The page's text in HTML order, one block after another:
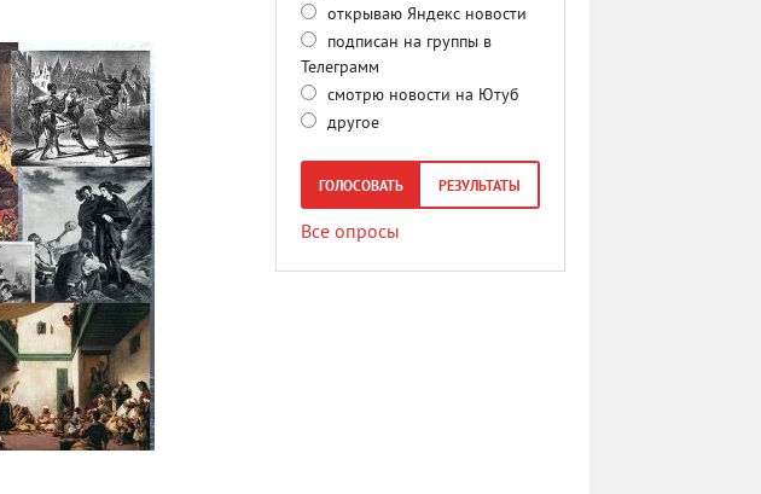
открываю Яндекс новости
подписан на группы в
Телеграмм
смотрю новости на Ютуб
другое
ГОЛОСОВАТЬ РЕЗУЛЬТАТЫ
Все опросы